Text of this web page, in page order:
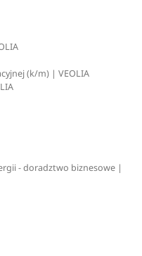
(k/m) | VEOLIA
- doradztwo biznesowe |